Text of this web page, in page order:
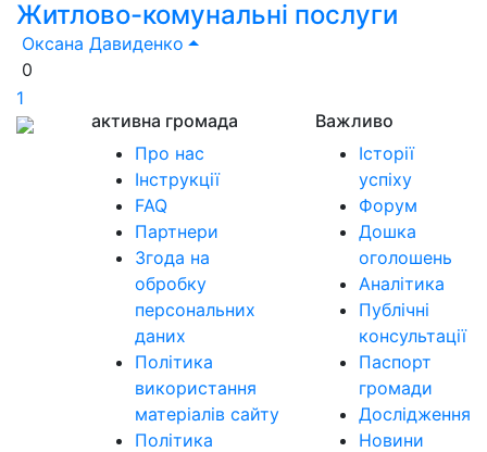
Житлово-комунальні послуги
Оксана Давиденко
0
1
активна громада
Про нас
Інструкції
FAQ
Партнери
Згода на
обробку
персональних
даних
Політика
використання
матеріалів сайту
Політика
Важливо
Історії
успіху
Форум
Дошка
оголошень
Аналітика
Публічні
консультації
Паспорт
громади
Дослідження
Новини